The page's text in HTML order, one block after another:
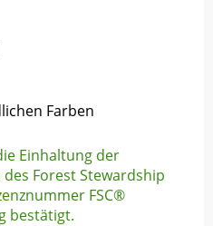
Farben
Einhaltung der
Forest Stewardship
FSC®
bestätigt.